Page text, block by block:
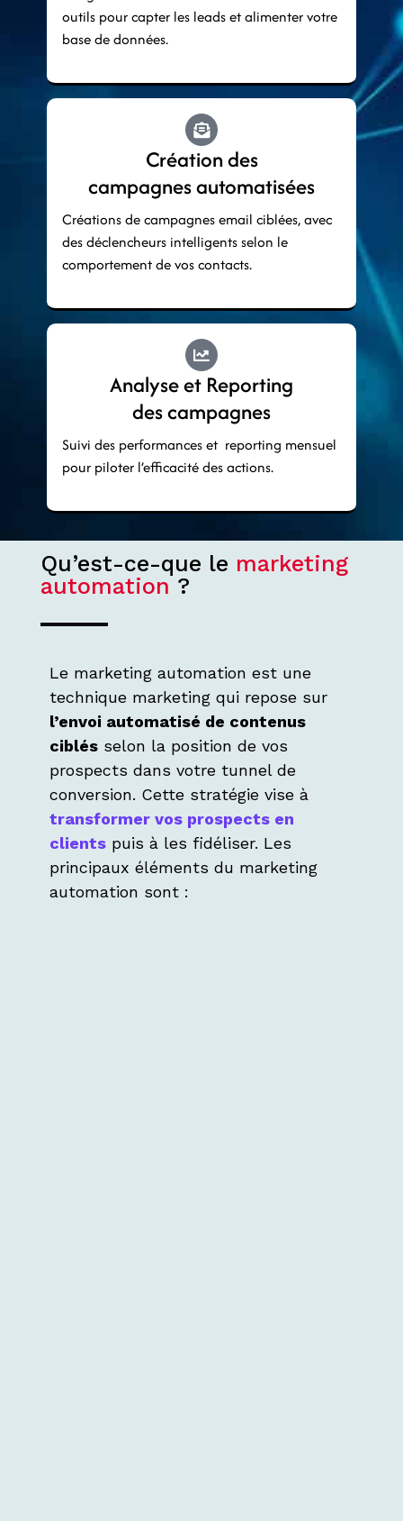
outils pour capter les leads et alimenter votre
base de données.
Création des
campagnes automatisées
Créations de campagnes email ciblées, avec
des déclencheurs intelligents selon le
comportement de vos contacts.
Analyse et Reporting
des campagnes
Suivi des performances et reporting mensuel
pour piloter l’efficacité des actions.
Qu’est-ce-que le marketing
automation ?
Le marketing automation est une
technique marketing qui repose sur
l’envoi automatisé de contenus
ciblésselon la position de vos
prospects dans votre tunnel de
conversion. Cette stratégie vise à
transformer vos prospects en
clientspuis à les fidéliser. Les
principaux éléments du marketing
automation sont :